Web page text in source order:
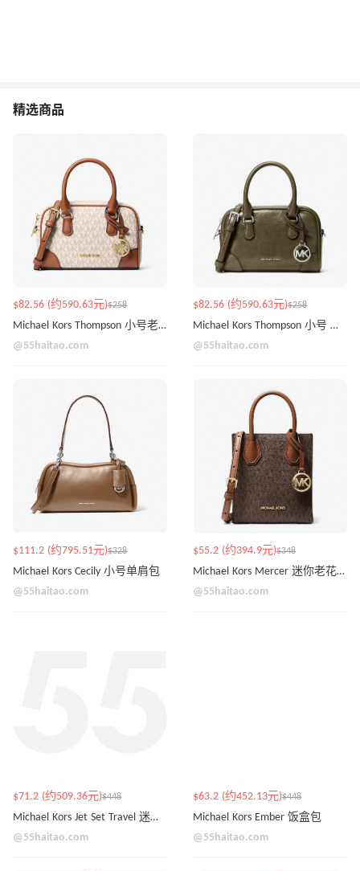
精选商品
$82.56 (约590.63元)$258
Michael Kors Thompson 小号老花 保龄球包
@55haitao.com
$82.56 (约590.63元)$258
Michael Kors Thompson 小号 保龄球包 4色可选
@55haitao.com
$111.2 (约795.51元)$328
Michael Kors Cecily 小号单肩包
@55haitao.com
$55.2 (约394.9元)$348
Michael Kors Mercer 迷你老花琴谱包 3色
@55haitao.com
$71.2 (约509.36元)$448
Michael Kors Jet Set Travel 迷你粉白托特包
@55haitao.com
$63.2 (约452.13元)$448
Michael Kors Ember 饭盒包
@55haitao.com